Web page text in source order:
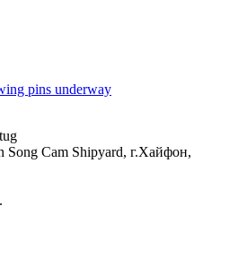
pins underway
Song Cam Shipyard, г.Хайфон,